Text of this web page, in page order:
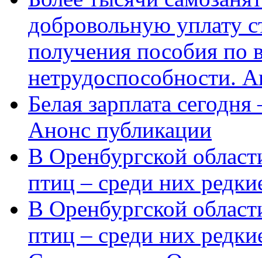
добровольную уплату
получения пособия по
нетрудоспособности.
Белая зарплата
Анонс публикации
В Оренбургской
птиц – среди них
В Оренбургской
птиц – среди них